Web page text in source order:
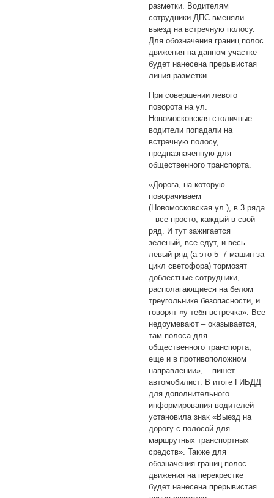
разметки. Водителям
сотрудники ДПС вменяли
выезд на встречную полосу.
Для обозначения границ полос
движения на данном участке
будет нанесена прерывистая
линия разметки.
При совершении левого
поворота на ул.
Новомосковская столичные
водители попадали на
встречную полосу,
предназначенную для
общественного транспорта.
«Дорога, на которую
поворачиваем
(Новомосковская ул.), в 3 ряда
– все просто, каждый в свой
ряд. И тут зажигается
зеленый, все едут, и весь
левый ряд (а это 5–7 машин за
цикл светофора) тормозят
доблестные сотрудники,
располагающиеся на белом
треугольнике безопасности, и
говорят «у тебя встречка». Все
недоумевают – оказывается,
там полоса для
общественного транспорта,
еще и в противоположном
направлении», – пишет
автомобилист. В итоге ГИБДД
для дополнительного
информирования водителей
установила знак «Выезд на
дорогу с полосой для
маршрутных транспортных
средств». Также для
обозначения границ полос
движения на перекрестке
будет нанесена прерывистая